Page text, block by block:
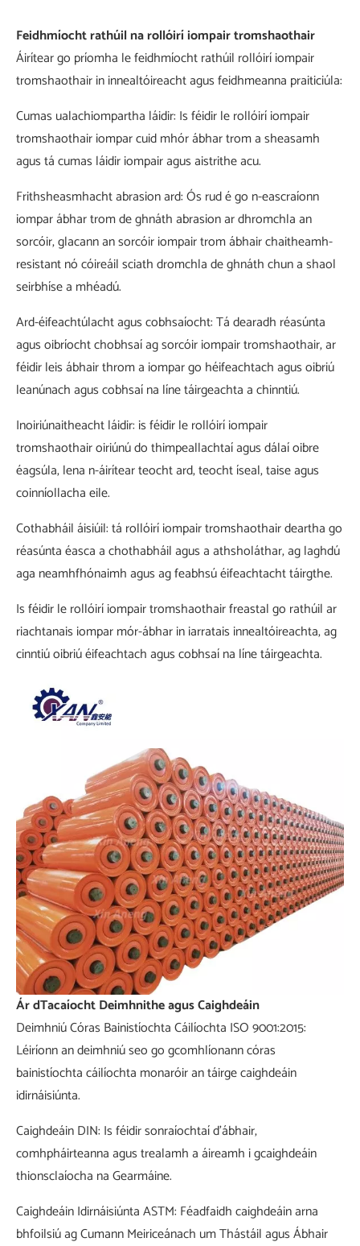
Feidhmíocht rathúil na rollóirí iompair tromshaothair
Áirítear go príomha le feidhmíocht rathúil rollóirí iompair
tromshaothair in innealtóireacht agus feidhmeanna praiticiúla:
Cumas ualachiompartha láidir: Is féidir le rollóirí iompair
tromshaothair iompar cuid mhór ábhar trom a sheasamh
agus tá cumas láidir iompair agus aistrithe acu.
Frithsheasmhacht abrasion ard: Ós rud é go n-eascraíonn
iompar ábhar trom de ghnáth abrasion ar dhromchla an
sorcóir, glacann an sorcóir iompair trom ábhair chaitheamh-
resistant nó cóireáil sciath dromchla de ghnáth chun a shaol
seirbhíse a mhéadú.
Ard-éifeachtúlacht agus cobhsaíocht: Tá dearadh réasúnta
agus oibríocht chobhsaí ag sorcóir iompair tromshaothair, ar
féidir leis ábhair throm a iompar go héifeachtach agus oibriú
leanúnach agus cobhsaí na líne táirgeachta a chinntiú.
Inoiriúnaitheacht láidir: is féidir le rollóirí iompair
tromshaothair oiriúnú do thimpeallachtaí agus dálaí oibre
éagsúla, lena n-áirítear teocht ard, teocht íseal, taise agus
coinníollacha eile.
Cothabháil áisiúil: tá rollóirí iompair tromshaothair deartha go
réasúnta éasca a chothabháil agus a athsholáthar, ag laghdú
aga neamhfhónaimh agus ag feabhsú éifeachtacht táirgthe.
Is féidir le rollóirí iompair tromshaothair freastal go rathúil ar
riachtanais iompar mór-ábhar in iarratais innealtóireachta, ag
cinntiú oibriú éifeachtach agus cobhsaí na líne táirgeachta.
Ár dTacaíocht Deimhnithe agus Caighdeáin
Deimhniú Córas Bainistíochta Cáilíochta ISO 9001:2015:
Léiríonn an deimhniú seo go gcomhlíonann córas
bainistíochta cáilíochta monaróir an táirge caighdeáin
idirnáisiúnta.
Caighdeáin DIN: Is féidir sonraíochtaí d'ábhair,
comhpháirteanna agus trealamh a áireamh i gcaighdeáin
thionsclaíocha na Gearmáine.
Caighdeáin Idirnáisiúnta ASTM: Féadfaidh caighdeáin arna
bhfoilsiú ag Cumann Meiriceánach um Thástáil agus Ábhair